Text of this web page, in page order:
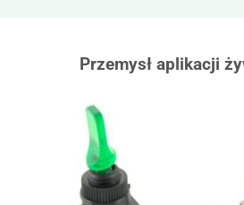
Przemysł aplikacji